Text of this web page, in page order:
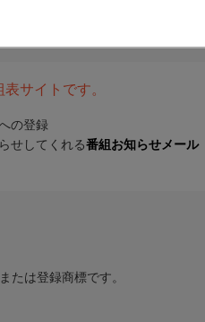
サイトです。
の登録
せしてくれる番組お知らせメール
たは登録商標です。